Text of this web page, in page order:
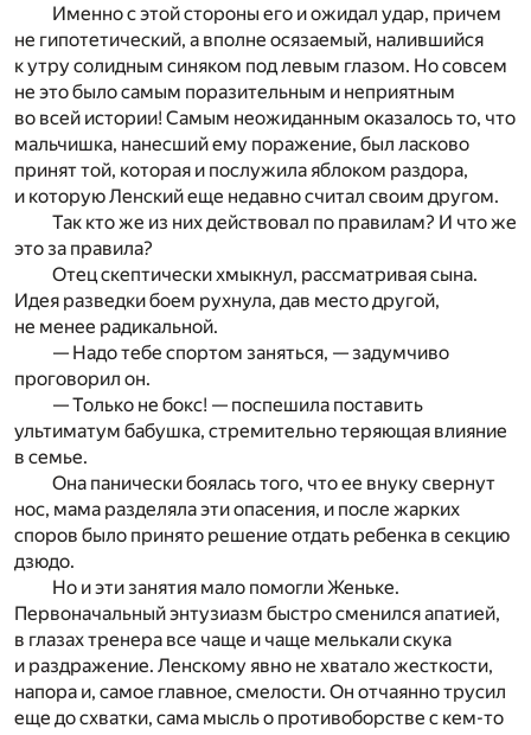
Именно с этой стороны его и ожидал удар, причем
не гипотетический, а вполне осязаемый, налившийся
к утру солидным синяком под левым глазом. Но совсем
не это было самым поразительным и неприятным
во всей истории! Самым неожиданным оказалось то, что
мальчишка, нанесший ему поражение, был ласково
принят той, которая и послужила яблоком раздора,
и которую Ленский еще недавно считал своим другом.
Так кто же из них действовал по правилам? И что же
это за правила?
Отец скептически хмыкнул, рассматривая сына.
Идея разведки боем рухнула, дав место другой,
не менее радикальной.
— Надо тебе спортом заняться, — задумчиво
проговорил он.
— Только не бокс! — поспешила поставить
ультиматум бабушка, стремительно теряющая влияние
в семье.
Она панически боялась того, что ее внуку свернут
нос, мама разделяла эти опасения, и после жарких
споров было принято решение отдать ребенка в секцию
дзюдо.
Но и эти занятия мало помогли Женьке.
Первоначальный энтузиазм быстро сменился апатией,
в глазах тренера все чаще и чаще мелькали скука
и раздражение. Ленскому явно не хватало жесткости,
напора и, самое главное, смелости. Он отчаянно трусил
еще до схватки, сама мысль о противоборстве с кем-то